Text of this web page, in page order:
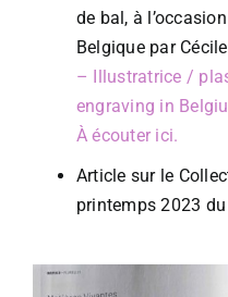
de bal, à
Belgique par
– Illustratrice /
engraving in
À écouter ici.
Article sur le
printemps 2023